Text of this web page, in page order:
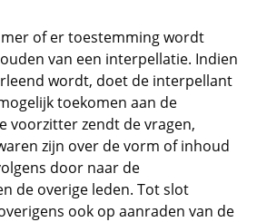
of er toestemming wordt
van een interpellatie. Indien
wordt, doet de interpellant
toekomen aan de
voorzitter zendt de vragen,
zijn over de vorm of inhoud
door naar de
de overige leden. Tot slot
ook op aanraden van de